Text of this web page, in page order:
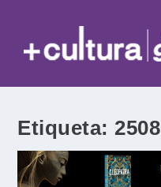
Etiqueta: 2508